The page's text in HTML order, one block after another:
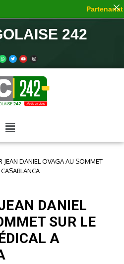
242
JEAN DANIEL OVAGA AU SOMMET
DANIEL
SUR LE
A
Partenariat